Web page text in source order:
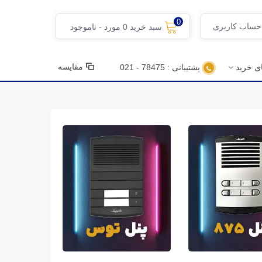
حساب کاربری
0
سبد خرید 0 مورد - ناموجود
خرید پشتیبانی : 78475 - 021 مقایسه